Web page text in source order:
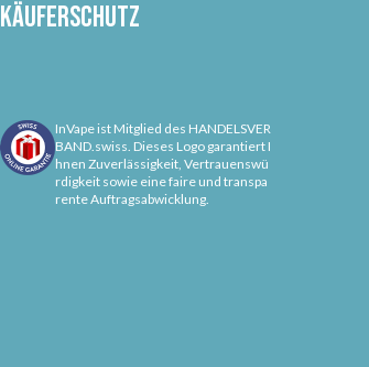
Käuferschutz
InVape ist Mitglied des HANDELSVER
BAND.swiss. Dieses Logo garantiert I
hnen Zuverlässigkeit, Vertrauenswü
rdigkeit sowie eine faire und transpa
rente Auftragsabwicklung.